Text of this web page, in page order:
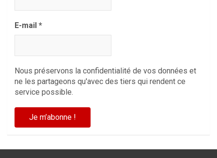
E-mail *
Nous préservons la confidentialité de vos données et
ne les partageons qu'avec des tiers qui rendent ce
service possible.